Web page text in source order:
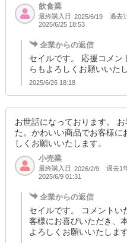
飲食業
最終購入日 2025/6/19 過去
2025/6/25 18:53
企業からの返信
セイルです。 応援コメン
らもよろしくお願いいた
2025/6/26 18:18
お世話になっております。
た。かわいい商品でお客様に
しくお願いいたします。
小売業
最終購入日 2026/2/9 過去1
2025/6/9 01:31
企業からの返信
セイルです。 コメントい
客様にお喜びいただき、
よろしくお願いいたします